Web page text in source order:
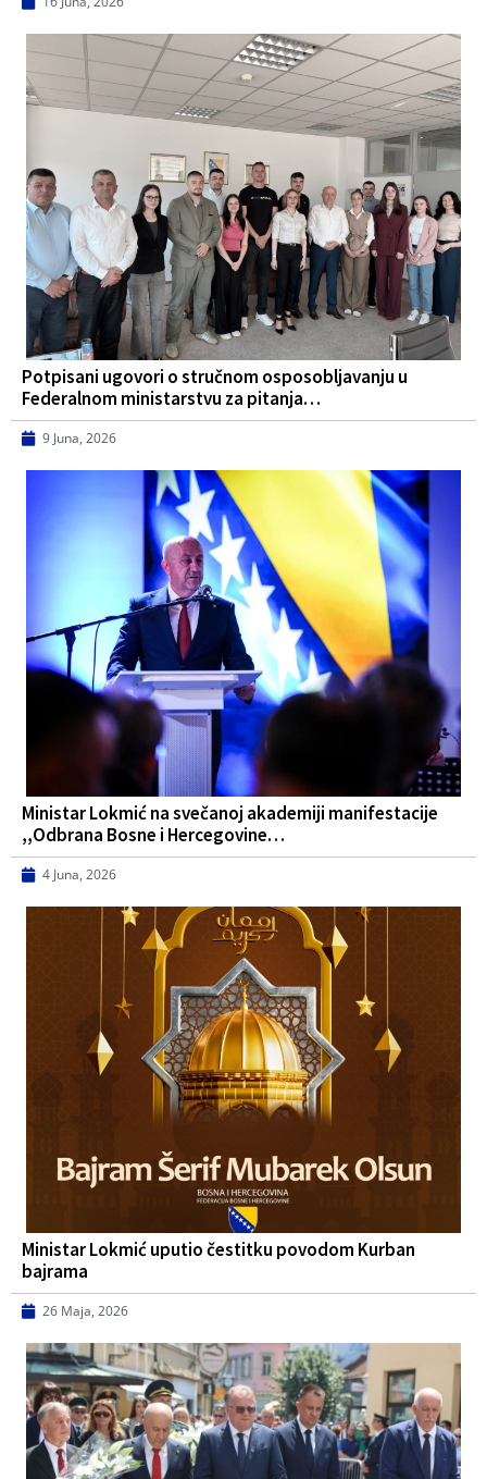
Potpisani ugovori o stručnom osposobljavanju u
Federalnom ministarstvu za pitanja…
9 Juna, 2026
Ministar Lokmić na svečanoj akademiji manifestacije
,,Odbrana Bosne i Hercegovine…
4 Juna, 2026
Ministar Lokmić uputio čestitku povodom Kurban
bajrama
26 Maja, 2026